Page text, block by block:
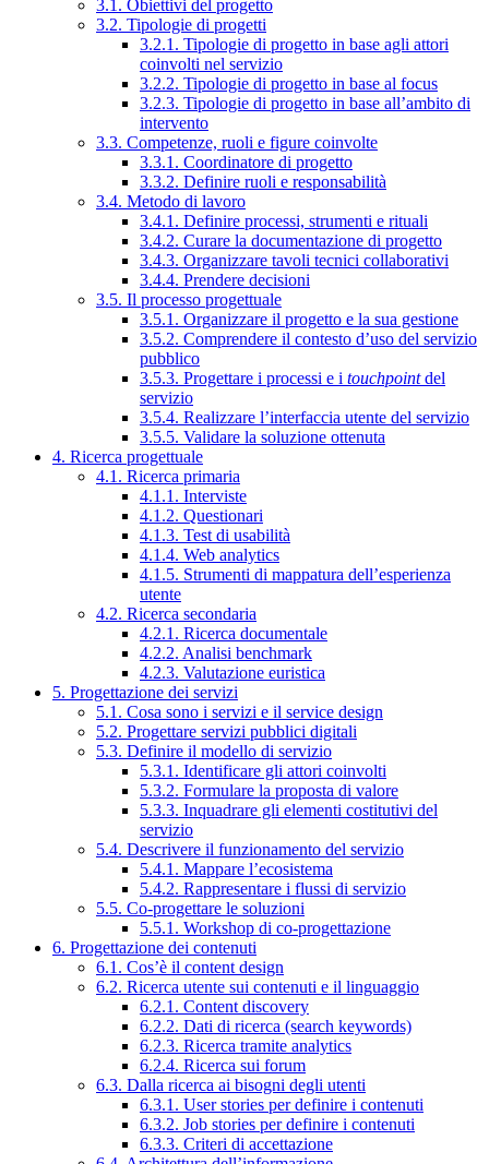
3.1. Obiettivi del progetto
3.2. Tipologie di progetti
3.2.1. Tipologie di progetto in base agli attori
coinvolti nel servizio
3.2.2. Tipologie di progetto in base al focus
3.2.3. Tipologie di progetto in base all’ambito di
intervento
3.3. Competenze, ruoli e figure coinvolte
3.3.1. Coordinatore di progetto
3.3.2. Definire ruoli e responsabilità
3.4. Metodo di lavoro
3.4.1. Definire processi, strumenti e rituali
3.4.2. Curare la documentazione di progetto
3.4.3. Organizzare tavoli tecnici collaborativi
3.4.4. Prendere decisioni
3.5. Il processo progettuale
3.5.1. Organizzare il progetto e la sua gestione
3.5.2. Comprendere il contesto d’uso del servizio
pubblico
3.5.3. Progettare i processi e i touchpointdel
servizio
3.5.4. Realizzare l’interfaccia utente del servizio
3.5.5. Validare la soluzione ottenuta
4. Ricerca progettuale
4.1. Ricerca primaria
4.1.1. Interviste
4.1.2. Questionari
4.1.3. Test di usabilità
4.1.4. Web analytics
4.1.5. Strumenti di mappatura dell’esperienza
utente
4.2. Ricerca secondaria
4.2.1. Ricerca documentale
4.2.2. Analisi benchmark
4.2.3. Valutazione euristica
5. Progettazione dei servizi
5.1. Cosa sono i servizi e il service design
5.2. Progettare servizi pubblici digitali
5.3. Definire il modello di servizio
5.3.1. Identificare gli attori coinvolti
5.3.2. Formulare la proposta di valore
5.3.3. Inquadrare gli elementi costitutivi del
servizio
5.4. Descrivere il funzionamento del servizio
5.4.1. Mappare l’ecosistema
5.4.2. Rappresentare i flussi di servizio
5.5. Co-progettare le soluzioni
5.5.1. Workshop di co-progettazione
6. Progettazione dei contenuti
6.1. Cos’è il content design
6.2. Ricerca utente sui contenuti e il linguaggio
6.2.1. Content discovery
6.2.2. Dati di ricerca (search keywords)
6.2.3. Ricerca tramite analytics
6.2.4. Ricerca sui forum
6.3. Dalla ricerca ai bisogni degli utenti
6.3.1. User stories per definire i contenuti
6.3.2. Job stories per definire i contenuti
6.3.3. Criteri di accettazione